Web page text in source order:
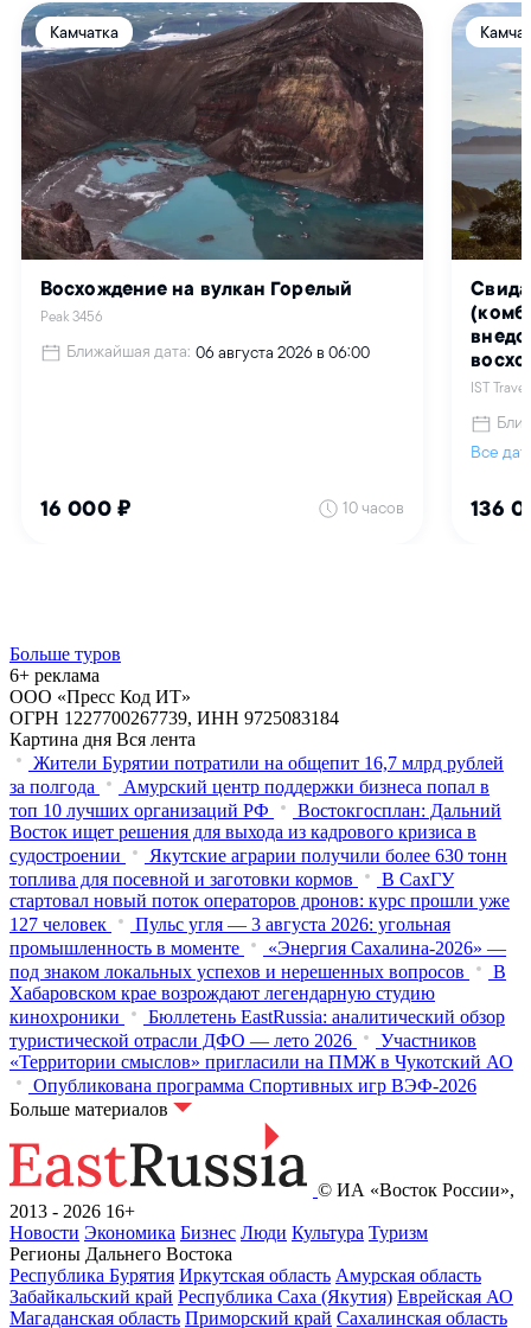
Больше туров
6+ реклама
ООО «Пресс Код ИТ»
ОГРН 1227700267739, ИНН 9725083184
Картина дня Вся лента
Жители Бурятии потратили на общепит 16,7 млрд рублей
за полгода
Амурский центр поддержки бизнеса попал в
топ 10 лучших организаций РФ
Востокгосплан: Дальний
Восток ищет решения для выхода из кадрового кризиса в
судостроении
Якутские аграрии получили более 630 тонн
топлива для посевной и заготовки кормов
В СахГУ
стартовал новый поток операторов дронов: курс прошли уже
127 человек
Пульс угля — 3 августа 2026: угольная
промышленность в моменте
«Энергия Сахалина-2026» —
под знаком локальных успехов и нерешенных вопросов
В
Хабаровском крае возрождают легендарную студию
кинохроники
Бюллетень EastRussia: аналитический обзор
туристической отрасли ДФО — лето 2026
Участников
«Территории смыслов» пригласили на ПМЖ в Чукотский АО
Опубликована программа Спортивных игр ВЭФ-2026
Больше материалов
© ИА «Восток России»,
2013 - 2026 16+
Новости Экономика Бизнес Люди Культура Туризм
Регионы Дальнего Востока
Республика Бурятия Иркутская область Амурская область
Забайкальский край Республика Саха (Якутия) Еврейская АО
Магаданская область Приморский край Сахалинская область